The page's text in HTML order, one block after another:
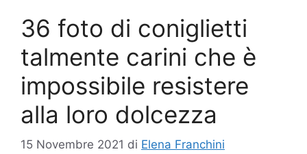
36 foto di coniglietti
talmente carini che è
impossibile resistere
alla loro dolcezza
15 Novembre 2021 di Elena Franchini